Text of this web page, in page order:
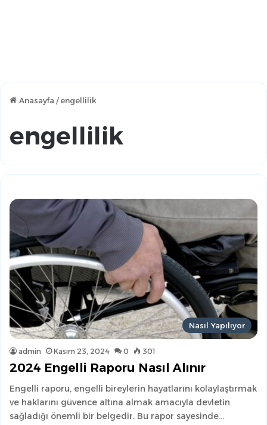
Anasayfa / engellilik
engellilik
Nasıl Yapılıyor
admin Kasım 23, 2024 0 301
2024 Engelli Raporu Nasıl Alınır
Engelli raporu, engelli bireylerin hayatlarını kolaylaştırmak
ve haklarını güvence altına almak amacıyla devletin
sağladığı önemli bir belgedir. Bu rapor sayesinde…